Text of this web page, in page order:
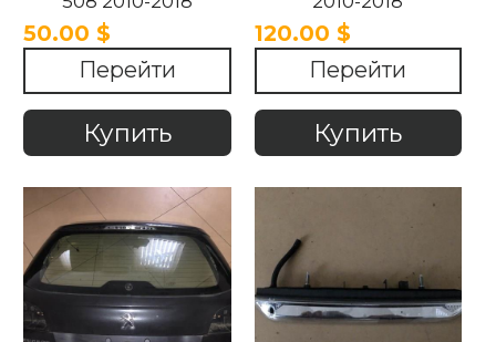
50.00 $
Перейти
Купить
120.00 $
Перейти
Купить